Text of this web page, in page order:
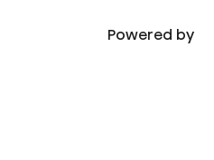
Powered by